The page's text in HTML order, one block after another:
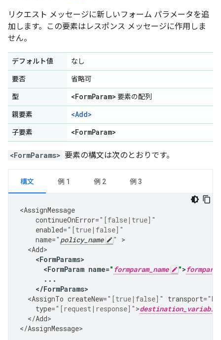
リクエスト メッセージに新しいフォーム パラメータを追
加します。この要素はレスポンス メッセージに作用しま
せん。
デフォルト値 なし
要否 省略可
型 <FormParam> 要素の配列
親要素 <Add>
子要素 <FormParam>
<FormParams> 要素の構文は次のとおりです。
構文 例 1 例 2 例 3
<AssignMessage
continueOnError="[false|true]"
enabled="[true|false]"
name=" policy_name "
<Add
<FormParams
<FormParam name=" formparam_name ">
...
</FormParams>
<AssignTo createNew="[true|false]" transport=
type="[request|response]" >
</Add>
</AssignMessage>